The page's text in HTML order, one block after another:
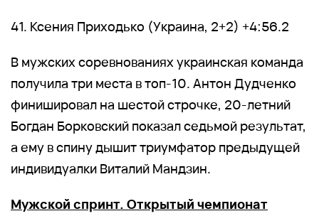
41. Ксения Приходько (Украина, 2+2) +4:56.2
В мужских соревнованиях украинская команда
получила три места в топ-10. Антон Дудченко
финишировал на шестой строчке, 20-летний
Богдан Борковский показал седьмой результат,
а ему в спину дышит триумфатор предыдущей
индивидуалки Виталий Мандзин.
Мужской спринт. Открытый чемпионат